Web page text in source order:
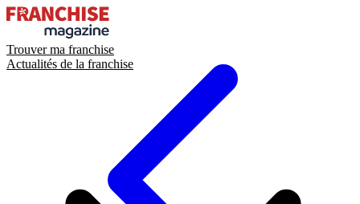
Trouver ma franchise
Actualités de la franchise